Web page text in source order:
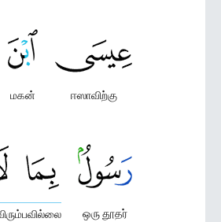
ஈஸாவிற்கு
மகன்
ஒரு தூதர்